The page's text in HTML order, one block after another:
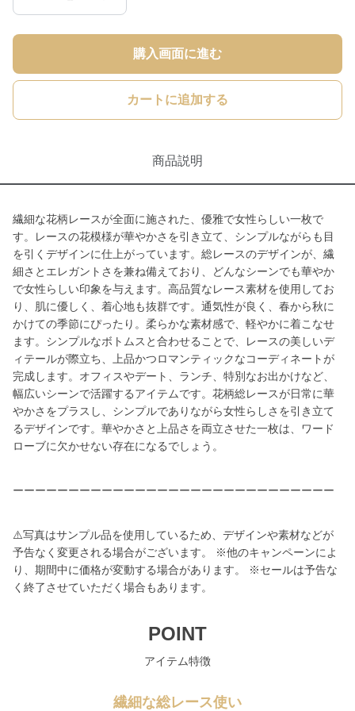
購入画面に進む
カートに追加する
商品説明
繊細な花柄レースが全面に施された、優雅で女性らしい一枚で
す。レースの花模様が華やかさを引き立て、シンプルながらも目
を引くデザインに仕上がっています。総レースのデザインが、繊
細さとエレガントさを兼ね備えており、どんなシーンでも華やか
で女性らしい印象を与えます。高品質なレース素材を使用してお
り、肌に優しく、着心地も抜群です。通気性が良く、春から秋に
かけての季節にぴったり。柔らかな素材感で、軽やかに着こなせ
ます。シンプルなボトムスと合わせることで、レースの美しいデ
ィテールが際立ち、上品かつロマンティックなコーディネートが
完成します。オフィスやデート、ランチ、特別なお出かけなど、
幅広いシーンで活躍するアイテムです。花柄総レースが日常に華
やかさをプラスし、シンプルでありながら女性らしさを引き立て
るデザインです。華やかさと上品さを両立させた一枚は、ワード
ローブに欠かせない存在になるでしょう。
ーーーーーーーーーーーーーーーーーーーーーーーーーーーーー
⚠️写真はサンプル品を使用しているため、デザインや素材などが
予告なく変更される場合がございます。 ※他のキャンペーンによ
り、期間中に価格が変動する場合があります。 ※セールは予告な
く終了させていただく場合もあります。
POINT
アイテム特徴
繊細な総レース使い